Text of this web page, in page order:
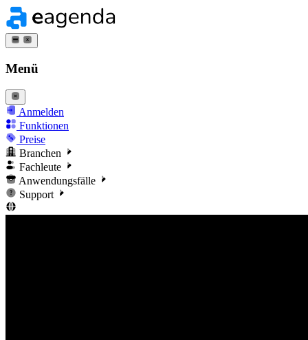
Menü
Anmelden
Funktionen
Preise
Branchen
Fachleute
Anwendungsfälle
Support